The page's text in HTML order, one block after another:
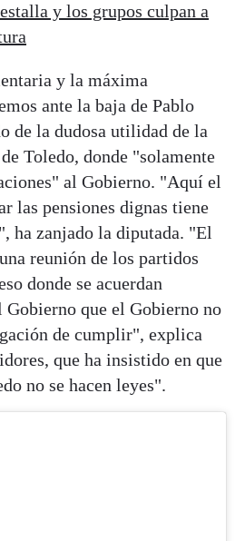
y los grupos culpan a
y la máxima
ante la baja de Pablo
de la dudosa utilidad de la
Toledo, donde "solamente
al Gobierno. "Aquí el
las pensiones dignas tiene
ha zanjado la diputada. "El
reunión de los partidos
donde se acuerdan
Gobierno que el Gobierno no
de cumplir", explica
que ha insistido en que
no se hacen leyes".